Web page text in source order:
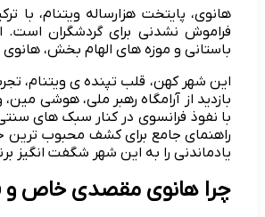
هانوی، پایتخت هزارساله ویتنام،
فراموش نشدنی برای گردشگران
باستانی و موزه های الهام بخش،
این شهر کهن، قلب تپنده ی ویتنام،
بازدید از آرامگاه رهبر ملی، هوشی
با نفوذ فرانسوی در کنار سبک های
راهنمای جامع برای کشف محبوب ترین
یادماندنی را به این شهر شگفت انگیز
چرا هانوی مقصدی خاص